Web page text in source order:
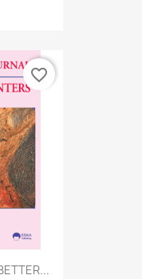
favorite_border